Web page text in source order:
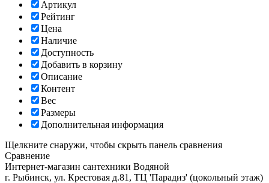
Артикул
Рейтинг
Цена
Наличие
Доступность
Добавить в корзину
Описание
Контент
Вес
Размеры
Дополнительная информация
Щелкните снаружи, чтобы скрыть панель сравнения
Сравнение
Интернет-магазин сантехники Водяной
г. Рыбинск, ул. Крестовая д.81, ТЦ 'Парадиз' (цокольный этаж)